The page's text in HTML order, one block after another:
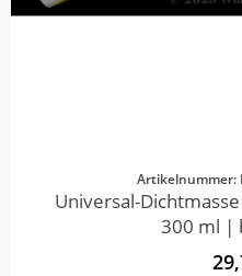
Artikelnummer:
Universal-
300 ml |